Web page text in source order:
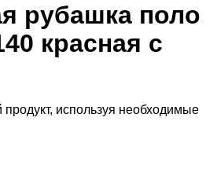
рубашка поло
красная с
используя необходимые